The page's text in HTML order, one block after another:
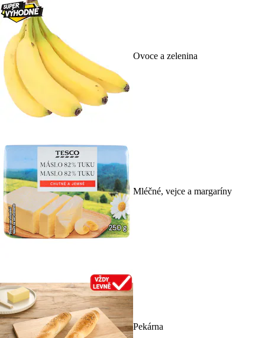
Ovoce a zelenina
Mléčné, vejce a margaríny
Pekárna